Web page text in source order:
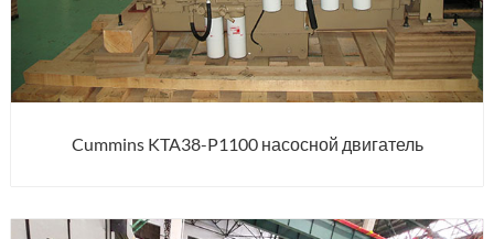
Cummins KTA38-P1100 насосной двигатель